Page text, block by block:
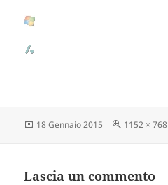
Scritto
18 Gennaio 2015
Dimensione
1152 × 768
Lascia un commento